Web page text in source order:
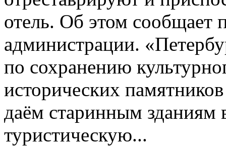
отель. Об этом сообщает
администрации.
по сохранению
исторических
даём старинным
туристическую...